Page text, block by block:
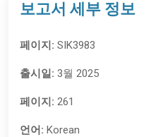
보고서 세부 정보
페이지: SIK3983
출시일: 3월 2025
페이지: 261
언어: Korean